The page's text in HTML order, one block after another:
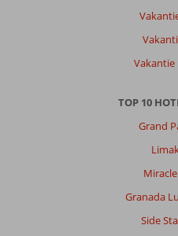
Vakantie
TOP 10
Grand
Granada
Side